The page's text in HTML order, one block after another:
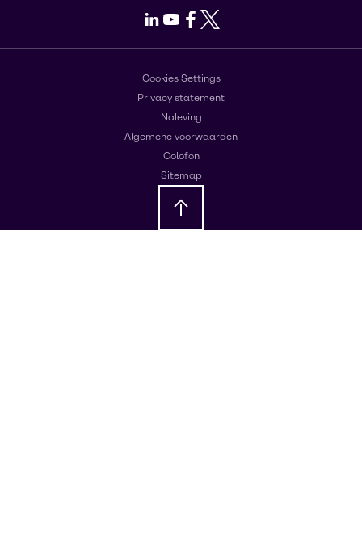
LinkedIn
Youtube
Facebook
X
Cookies Settings
Privacy statement
Naleving
Algemene voorwaarden
Colofon
Sitemap